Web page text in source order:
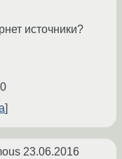
источники?
23.06.2016